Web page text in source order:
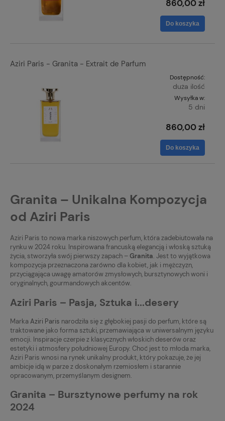
860,00 zł
Do koszyka
Aziri Paris - Granita - Extrait de Parfum
Dostępność:
duża ilość
Wysyłka w:
5 dni
860,00 zł
Do koszyka
Granita – Unikalna Kompozycja
od Aziri Paris
Aziri Paris to nowa marka niszowych perfum, która zadebiutowała na
rynku w 2024 roku. Inspirowana francuską elegancją i włoską sztuką
życia, stworzyła swój pierwszy zapach –Granita. Jest to wyjątkowa
kompozycja przeznaczona zarówno dla kobiet, jak i mężczyzn,
przyciągająca uwagę amatorów zmysłowych, bursztynowych woni i
oryginalnych, gourmandowych akcentów.
Aziri Paris – Pasja, Sztuka i...desery
Marka Aziri Paris narodziła się z głębokiej pasji do perfum, które są
traktowane jako forma sztuki, przemawiająca w uniwersalnym języku
emocji. Inspiracje czerpie z klasycznych włoskich deserów oraz
estetyki i atmosfery południowej Europy. Choć jest to młoda marka,
Aziri Paris wnosi na rynek unikalny produkt, który pokazuje, że jej
ambicje idą w parze z doskonałym rzemiosłem i starannie
opracowanym, przemyślanym designem.
Granita – Bursztynowe perfumy na rok
2024